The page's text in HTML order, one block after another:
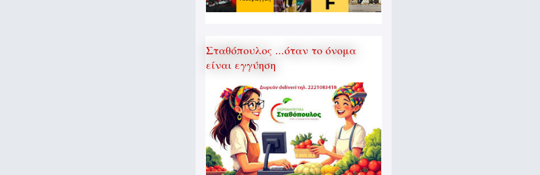
Σταθόπουλος ...όταν το όνομα
είναι εγγύηση